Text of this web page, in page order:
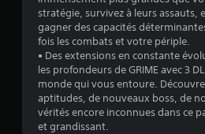
stratégie, survivez à leurs assauts,
gagner des capacités
fois les combats et votre périple.
• Des extensions en constante
les profondeurs de GRIME avec 3
monde qui vous entoure.
aptitudes, de nouveaux boss, de
vérités encore inconnues dans ce
et grandissant.